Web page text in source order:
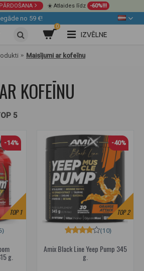
☀️ Atlaides līdz -60%!!!
no 59 €!
0
IZVĒLNE
Maisījumi ar kofeīnu
KOFEĪNU
5
TOP1
-14%
g.
TOP2
-40%
Amix Black Line Yeep Pump 345
g.
(10)